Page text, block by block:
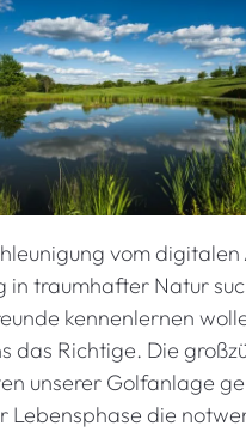
vom
in traumhafter Natur
kennenlernen
das Richtige. Die
unserer Golfanlage
Lebensphase die